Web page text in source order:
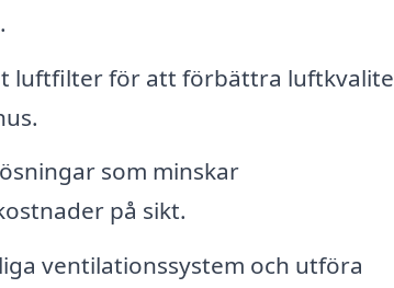
luftfilter för att förbättra
som minskar
på sikt.
ventilationssystem och utföra